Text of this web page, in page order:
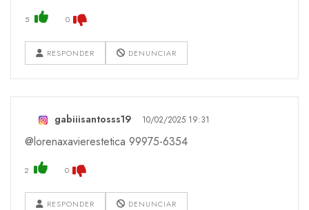
5 0
RESPONDER DENUNCIAR
gabiiisantosss19 10/02/2025 19:31
@lorenaxavierestetica 99975-6354
2 0
RESPONDER DENUNCIAR